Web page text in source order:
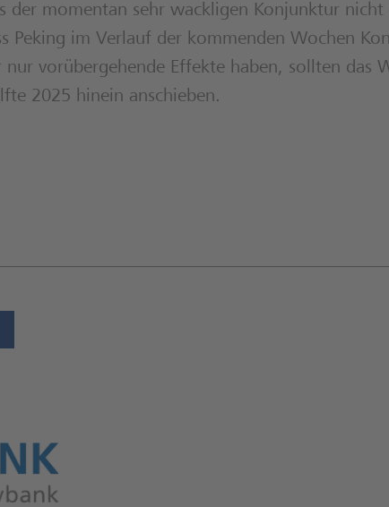
der momentan sehr wackligen Konjunktur
Peking im Verlauf der kommenden Wochen
vorübergehende Effekte haben, sollten das
2025 hinein anschieben.